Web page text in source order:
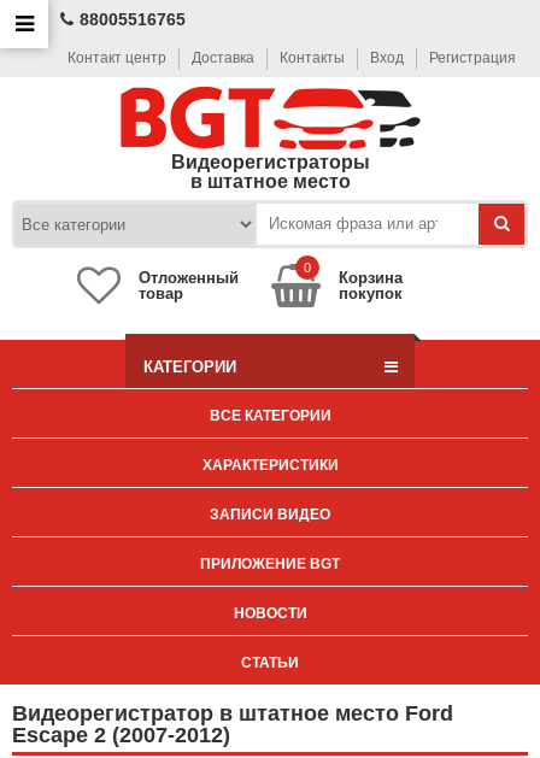
88005516765
Контакт центр Доставка Контакты Вход Регистрация
Видеорегистраторы
в штатное место
Отложенный
товар
0
Корзина
покупок
КАТЕГОРИИ
ВСЕ КАТЕГОРИИ
ХАРАКТЕРИСТИКИ
ЗАПИСИ ВИДЕО
ПРИЛОЖЕНИЕ BGT
НОВОСТИ
СТАТЬИ
Видеорегистратор в штатное место Ford
Escape 2 (2007-2012)